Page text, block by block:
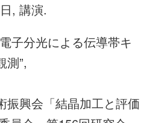
, 講演.
子分光による伝導帯キ
測”,
振興会「結晶加工と評価